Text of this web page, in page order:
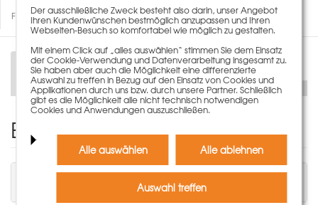
Fragen zum Artikel
Beschreibung
Einen Kommentar schreiben
Sie müssen angemeldet sein, um einen
Kommentar schreiben zu können.
Der ausschließliche Zweck besteht also darin, unser Angebot
Ihren Kundenwünschen bestmöglich anzupassen und Ihren
Webseiten-Besuch so komfortabel wie möglich zu gestalten.
Mit einem Click auf „alles auswählen“ stimmen Sie dem Einsatz
der Cookie-Verwendung und Datenverarbeitung insgesamt zu.
Sie haben aber auch die Möglichkeit eine differenzierte
Auswahl zu treffen in Bezug auf den Einsatz von Cookies und
Applikationen durch uns bzw. durch unsere Partner. Schließlich
gibt es die Möglichkeit alle nicht technisch notwendigen
Cookies und Anwendungen auszuschließen.
Alle auswählen Alle ablehnen
Auswahl treffen